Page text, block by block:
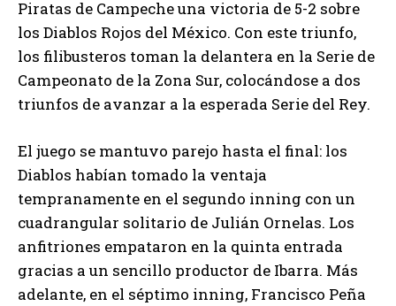
Piratas de Campeche una victoria de 5-2 sobre
los Diablos Rojos del México. Con este triunfo,
los filibusteros toman la delantera en la Serie de
Campeonato de la Zona Sur, colocándose a dos
triunfos de avanzar a la esperada Serie del Rey.
El juego se mantuvo parejo hasta el final: los
Diablos habían tomado la ventaja
tempranamente en el segundo inning con un
cuadrangular solitario de Julián Ornelas. Los
anfitriones empataron en la quinta entrada
gracias a un sencillo productor de Ibarra. Más
adelante, en el séptimo inning, Francisco Peña